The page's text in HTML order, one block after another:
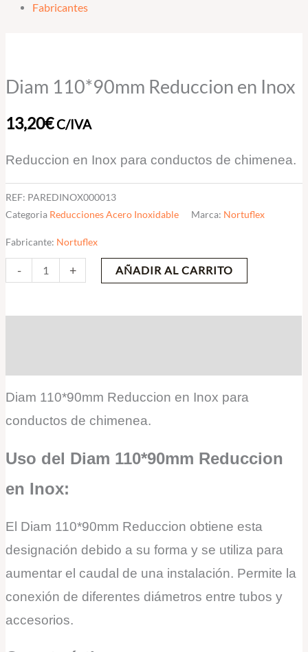
Fabricantes
Diam 110*90mm Reduccion en Inox
13,20€C/IVA
Reduccion en Inox para conductos de chimenea.
REF: PAREDINOX000013
Categoria Reducciones Acero Inoxidable Marca: Nortuflex
Fabricante: Nortuflex
-
Reduccion
Inox
+ AÑADIR AL CARRITO
Diam 110*90mm Reduccion en Inox para
conductos de chimenea.
Uso del Diam 110*90mm Reduccion
en Inox:
El Diam 110*90mm Reduccion obtiene esta
designación debido a su forma y se utiliza para
aumentar el caudal de una instalación. Permite la
conexión de diferentes diámetros entre tubos y
accesorios.